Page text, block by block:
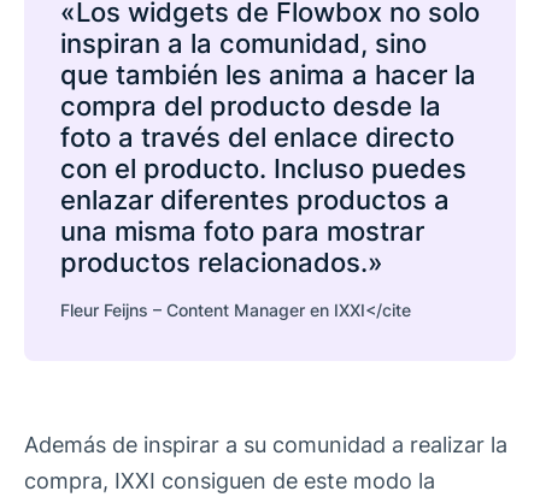
«Los widgets de Flowbox no solo
inspiran a la comunidad, sino
que también les anima a hacer la
compra del producto desde la
foto a través del enlace directo
con el producto. Incluso puedes
enlazar diferentes productos a
una misma foto para mostrar
productos relacionados.»
Fleur Feijns – Content Manager en IXXI</cite
Además de inspirar a su comunidad a realizar la
compra, IXXI consiguen de este modo la